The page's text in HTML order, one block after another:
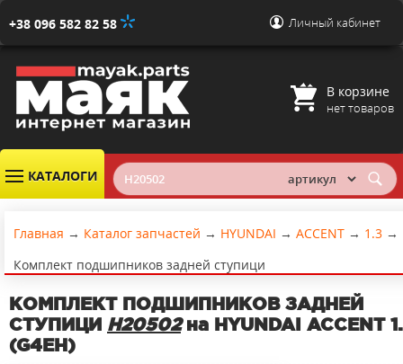
+38 096 582 82 58 Личный кабинет
В корзине
нет товаров
КАТАЛОГИ
Главная → Каталог запчастей → HYUNDAI → ACCENT → 1.3 →
Комплект подшипников задней ступици
КОМПЛЕКТ ПОДШИПНИКОВ ЗАДНЕЙ
СТУПИЦИ H20502на HYUNDAI ACCENT
(G4EH)